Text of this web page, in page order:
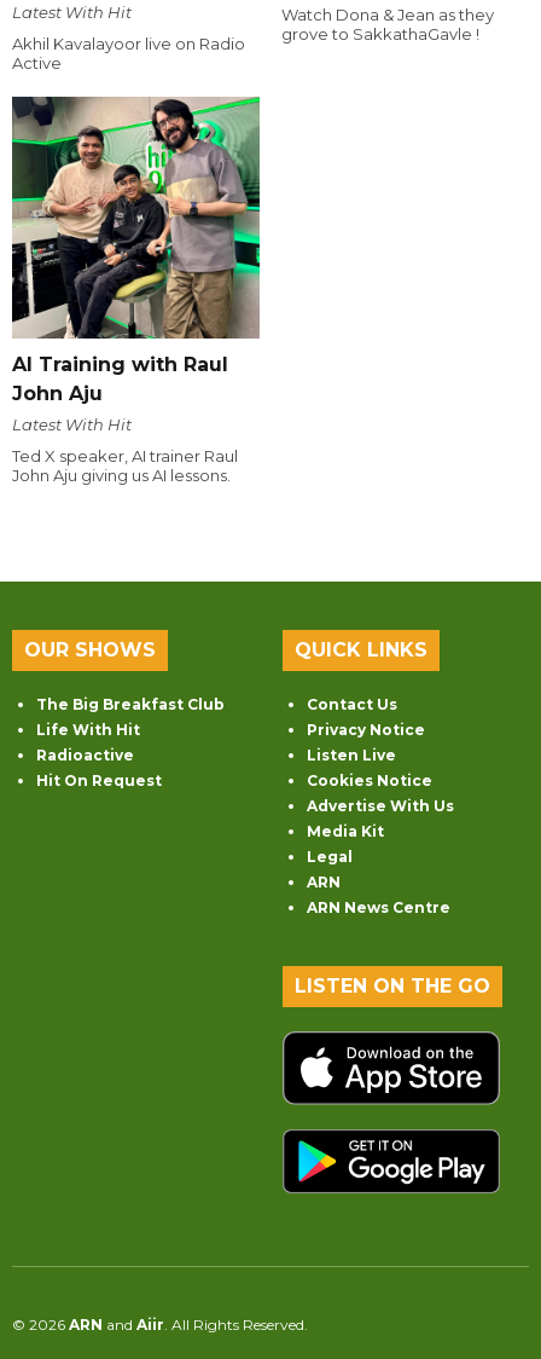
Latest With Hit
Akhil Kavalayoor live on Radio
Active
Watch Dona & Jean as they
grove to SakkathaGavle !
AI Training with Raul
John Aju
Latest With Hit
Ted X speaker, AI trainer Raul
John Aju giving us AI lessons.
OUR SHOWS
The Big Breakfast Club
Life With Hit
Radioactive
Hit On Request
QUICK LINKS
Contact Us
Privacy Notice
Listen Live
Cookies Notice
Advertise With Us
Media Kit
Legal
ARN
ARN News Centre
LISTEN ON THE GO
© 2026 ARN and Aiir. All Rights Reserved.